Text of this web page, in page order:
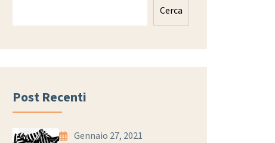
Cerca
Post Recenti
Gennaio 27, 2021